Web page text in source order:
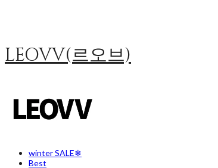
LEOVV(르오브)
winter SALE❄
Best